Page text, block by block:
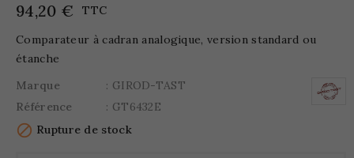
94,20 €
TTC
Comparateur à cadran analogique, version standard ou
étanche
Marque
: GIROD-TAST
Référence
: GT6432E
 Rupture de stock